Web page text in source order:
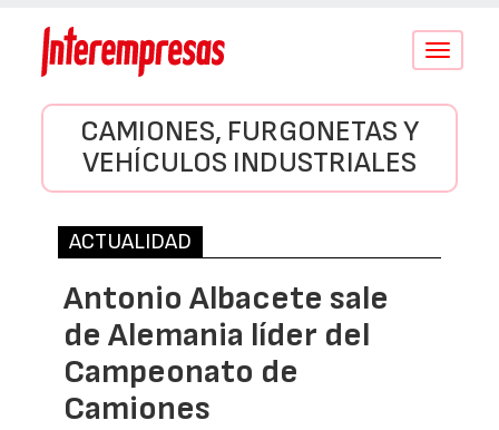
Conmutar
CAMIONES, FURGONETAS Y
VEHÍCULOS INDUSTRIALES
ACTUALIDAD
Antonio Albacete sale
de Alemania líder del
Campeonato de
Camiones